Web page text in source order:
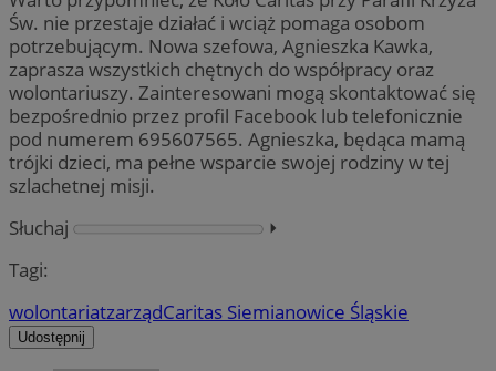
Św. nie przestaje działać i wciąż pomaga osobom
potrzebującym. Nowa szefowa, Agnieszka Kawka,
zaprasza wszystkich chętnych do współpracy oraz
wolontariuszy. Zainteresowani mogą skontaktować się
bezpośrednio przez profil Facebook lub telefonicznie
pod numerem 695607565. Agnieszka, będąca mamą
trójki dzieci, ma pełne wsparcie swojej rodziny w tej
szlachetnej misji.
Słuchaj
⏵︎
Tagi:
wolontariatzarządCaritas Siemianowice Śląskie
Udostępnij